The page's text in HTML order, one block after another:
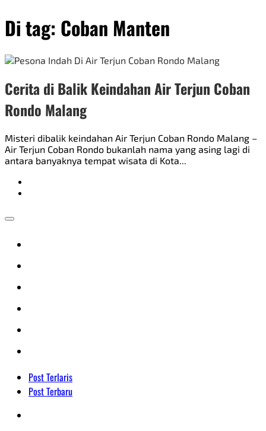
Di tag: Coban Manten
Cerita di Balik Keindahan Air Terjun Coban
Rondo Malang
Misteri dibalik keindahan Air Terjun Coban Rondo Malang –
Air Terjun Coban Rondo bukanlah nama yang asing lagi di
antara banyaknya tempat wisata di Kota...
Post Terlaris
Post Terbaru